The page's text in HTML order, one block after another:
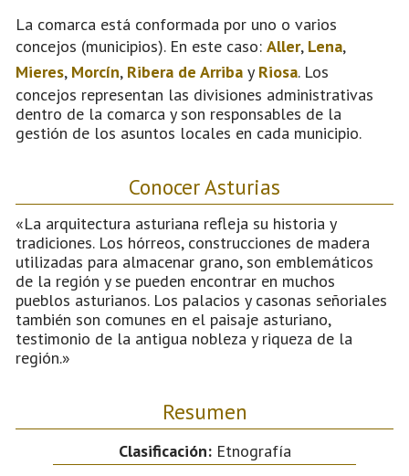
La comarca está conformada por uno o varios
concejos (municipios). En este caso: Aller, Lena,
Mieres, Morcín, Ribera de Arriba y Riosa. Los
concejos representan las divisiones administrativas
dentro de la comarca y son responsables de la
gestión de los asuntos locales en cada municipio.
Conocer Asturias
«La arquitectura asturiana refleja su historia y
tradiciones. Los hórreos, construcciones de madera
utilizadas para almacenar grano, son emblemáticos
de la región y se pueden encontrar en muchos
pueblos asturianos. Los palacios y casonas señoriales
también son comunes en el paisaje asturiano,
testimonio de la antigua nobleza y riqueza de la
región.»
Resumen
Clasificación:Etnografía